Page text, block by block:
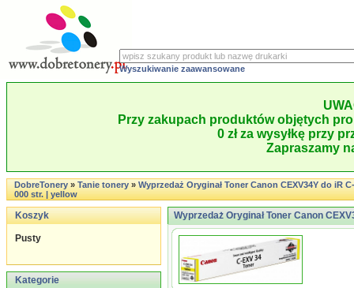
Wyszukiwanie zaawansowane
Przy zakupach produktów objętych
0 zł za wysyłkę przy
Zapraszamy
DobreTonery»Tanie tonery»Wyprzedaż Oryginał Toner Canon CEXV34Y do iR
000 str. | yellow
Koszyk
Pusty
Kategorie
Wyprzedaż Oryginał Toner Canon